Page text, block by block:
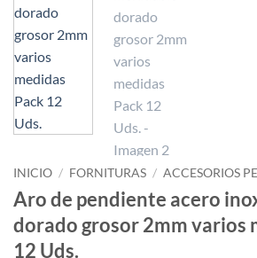
INICIO / FORNITURAS / ACCESORIOS
Aro de pendiente acero
dorado grosor 2mm varios
12 Uds.